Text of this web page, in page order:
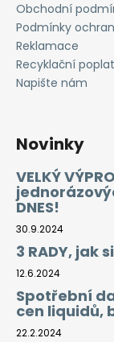
Obchodní
Podmínky
Reklamace
Recyklační
Napište nám
Novinky
VELKÝ
DNES!
30.9.2024
3 RADY, jak
12.6.2024
Spotřební
cen liquidů,
22.2.2024